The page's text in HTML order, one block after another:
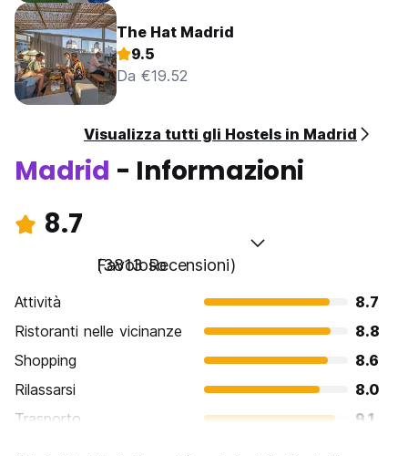
The Hat Madrid
9.5
Da €19.52
Visualizza tutti gli Hostels in Madrid
Madrid - Informazioni
8.7
Favoloso
(3813 Recensioni)
Attività
8.7
Ristoranti nelle vicinanze
8.8
Shopping
8.6
Rilassarsi
8.0
Trasporto
9.1